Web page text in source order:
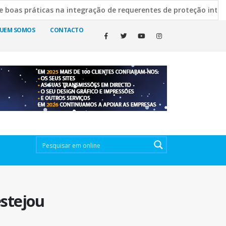
integração de requerentes de proteção internacional
esclarece decisão de manter cemitérios abertos
SOMOS CONTACTO